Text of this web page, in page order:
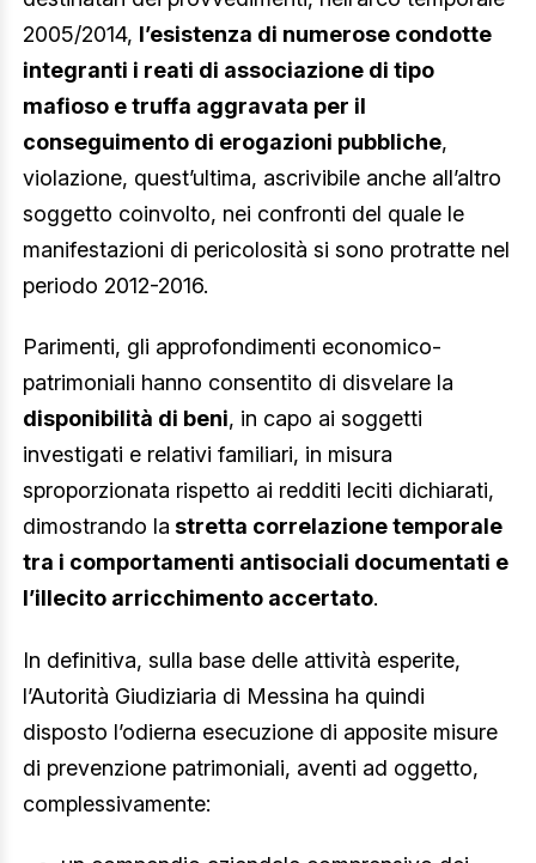
2005/2014, l’esistenza di numerose condotte
integranti i reati di associazione di tipo
mafioso e truffa aggravata per il
conseguimento di erogazioni pubbliche,
violazione, quest’ultima, ascrivibile anche all’altro
soggetto coinvolto, nei confronti del quale le
manifestazioni di pericolosità si sono protratte nel
periodo 2012-2016.
Parimenti, gli approfondimenti economico-
patrimoniali hanno consentito di disvelare la
disponibilità di beni, in capo ai soggetti
investigati e relativi familiari, in misura
sproporzionata rispetto ai redditi leciti dichiarati,
dimostrando la stretta correlazione temporale
tra i comportamenti antisociali documentati e
l’illecito arricchimento accertato.
In definitiva, sulla base delle attività esperite,
l’Autorità Giudiziaria di Messina ha quindi
disposto l’odierna esecuzione di apposite misure
di prevenzione patrimoniali, aventi ad oggetto,
complessivamente: